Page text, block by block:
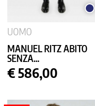
BLU
UOMO
MANUEL RITZ ABITO
SENZA...
Prezzo
€ 586,00